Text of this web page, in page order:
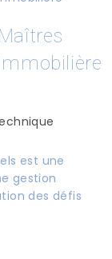
est une
gestion
des défis